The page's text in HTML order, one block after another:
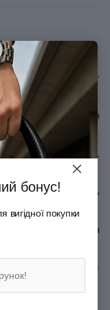
лінію приблизно
Parker.
Parker
Франція
JOTTER XL
Неіржавна сталь
Матове покриття
бонус!
покупки